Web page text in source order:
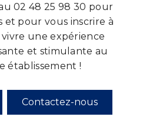
02 48 25 98 30 pour
et pour vous inscrire à
vivre une expérience
et stimulante au
établissement !
Contactez-nous